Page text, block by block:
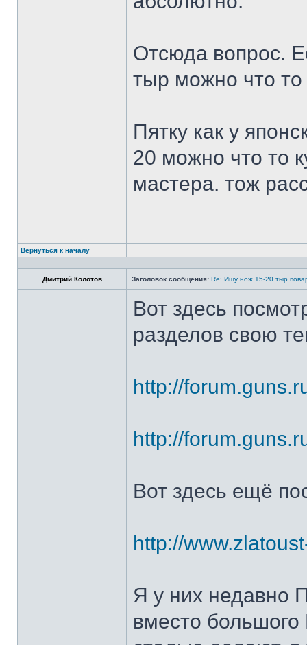
Отсюда вопрос.
тыр можно что
Пятку как у
20 можно что то
мастера. тож
Вернуться к началу
Дмитрий Колотов Заголовок сообщения: Re: Ищу нож.15-20
Вот здесь
разделов свою
http://
http://
Вот здесь ещё
http://
Я у них недавно
вместо